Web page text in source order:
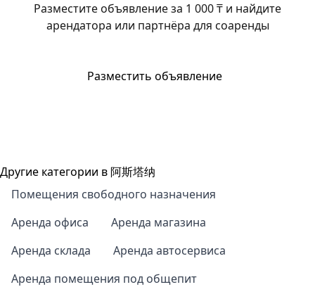
Разместите объявление за 1 000 ₸ и найдите
арендатора или партнёра для соаренды
Разместить объявление
Другие категории в 阿斯塔纳
Помещения свободного назначения
Аренда офиса
Аренда магазина
Аренда склада
Аренда автосервиса
Аренда помещения под общепит